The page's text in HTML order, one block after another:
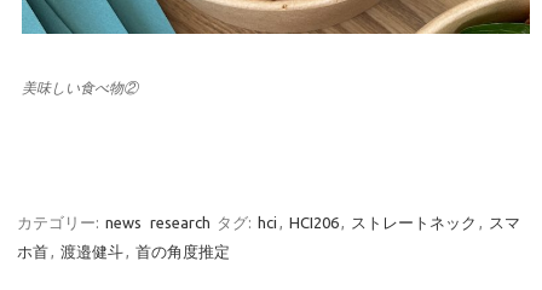
美味しい食べ物②
カテゴリー: news research タグ: hci , HCI206, ストレートネック , スマ
ホ首, 渡邉健斗, 首の角度推定